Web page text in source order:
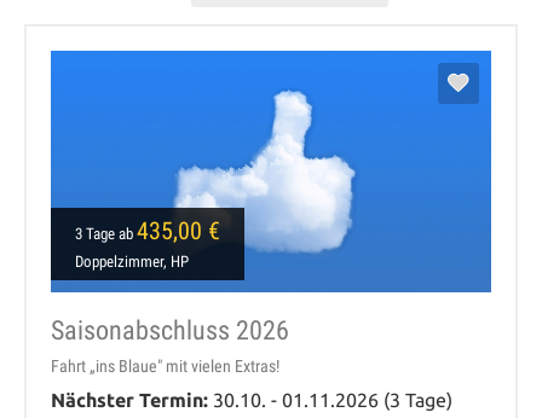
3 Tage ab 435,00 €
Doppelzimmer, HP
Saisonabschluss 2026
Fahrt „ins Blaue" mit vielen Extras!
Nächster Termin: 30.10. - 01.11.2026 (3 Tage)